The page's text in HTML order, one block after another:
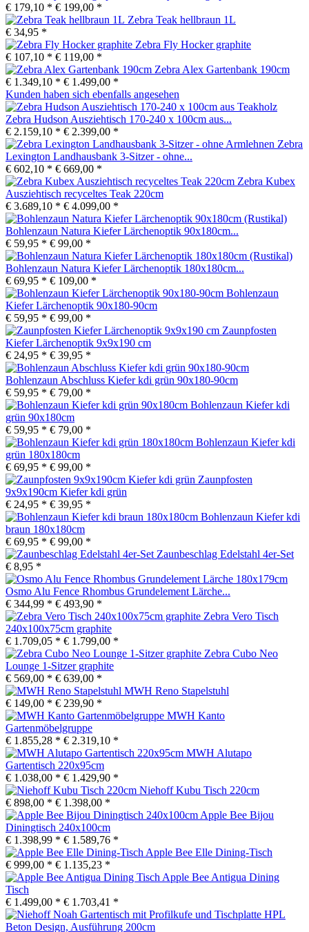
€ 179,10 * € 199,00 *
Zebra Teak hellbraun 1L
€ 34,95 *
Zebra Fly Hocker graphite
€ 107,10 * € 119,00 *
Zebra Alex Gartenbank 190cm
€ 1.349,10 * € 1.499,00 *
Kunden haben sich ebenfalls angesehen
Zebra Hudson Ausziehtisch 170-240 x 100cm aus...
€ 2.159,10 * € 2.399,00 *
Zebra
Lexington Landhausbank 3-Sitzer - ohne...
€ 602,10 * € 669,00 *
Zebra Kubex
Ausziehtisch recyceltes Teak 220cm
€ 3.689,10 * € 4.099,00 *
Bohlenzaun Natura Kiefer Lärchenoptik 90x180cm...
€ 59,95 * € 99,00 *
Bohlenzaun Natura Kiefer Lärchenoptik 180x180cm...
€ 69,95 * € 109,00 *
Bohlenzaun
Kiefer Lärchenoptik 90x180-90cm
€ 59,95 * € 99,00 *
Zaunpfosten
Kiefer Lärchenoptik 9x9x190 cm
€ 24,95 * € 39,95 *
Bohlenzaun Abschluss Kiefer kdi grün 90x180-90cm
€ 59,95 * € 79,00 *
Bohlenzaun Kiefer kdi
grün 90x180cm
€ 59,95 * € 79,00 *
Bohlenzaun Kiefer kdi
grün 180x180cm
€ 69,95 * € 99,00 *
Zaunpfosten
9x9x190cm Kiefer kdi grün
€ 24,95 * € 39,95 *
Bohlenzaun Kiefer kdi
braun 180x180cm
€ 69,95 * € 99,00 *
Zaunbeschlag Edelstahl 4er-Set
€ 8,95 *
Osmo Alu Fence Rhombus Grundelement Lärche...
€ 344,99 * € 493,90 *
Zebra Vero Tisch
240x100x75cm graphite
€ 1.709,05 * € 1.799,00 *
Zebra Cubo Neo
Lounge 1-Sitzer graphite
€ 569,00 * € 639,00 *
MWH Reno Stapelstuhl
€ 149,00 * € 239,90 *
MWH Kanto
Gartenmöbelgruppe
€ 1.855,28 * € 2.319,10 *
MWH Alutapo
Gartentisch 220x95cm
€ 1.038,00 * € 1.429,90 *
Niehoff Kubu Tisch 220cm
€ 898,00 * € 1.398,00 *
Apple Bee Bijou
Diningtisch 240x100cm
€ 1.398,99 * € 1.589,76 *
Apple Bee Elle Dining-Tisch
€ 999,00 * € 1.135,23 *
Apple Bee Antigua Dining
Tisch
€ 1.499,00 * € 1.703,41 *